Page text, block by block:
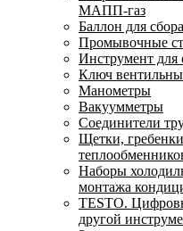
МАПП-газ
Баллон для
Промывочные
Инструмент для
Ключ
Манометры
Вакуумметры
Соединители
Щетки,
Наборы
монтажа
TESTO.
другой